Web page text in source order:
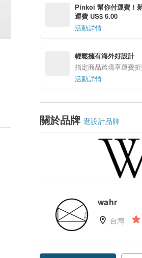
Pinkoi 幫你付運費！
運費 US$ 6.00
活動詳情
輕鬆擁有海外好設計
指定商品跨境享運費
活動詳情
關於品牌 逛設計品牌
wahr
台灣